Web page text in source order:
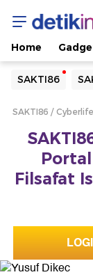
Home
SAKTI86
Yang sedang
Loading...
Loading...
SAKTI86 Cyberlife
Filsafat